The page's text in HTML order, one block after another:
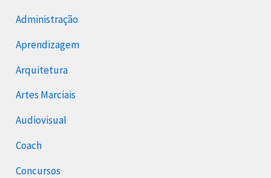
Administração
Aprendizagem
Arquitetura
Artes Marciais
Audiovisual
Coach
Concursos